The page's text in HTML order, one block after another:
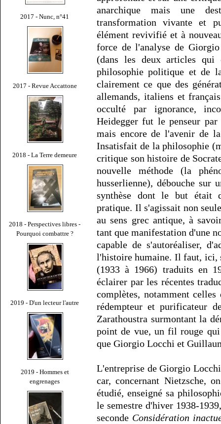
2017 - Nunc, n°41
2017 - Revue Accattone
2018 - La Terre demeure
2018 - Perspectives libres -
Pourquoi combattre ?
2019 - D'un lecteur l'autre
2019 - Hommes et
engrenages
anarchique mais une
transformation vivante et
élément revivifié et à
force de l'analyse de
(dans les deux articles
philosophie politique et de
clairement ce que des
allemands, italiens et
occulté par ignorance,
Heidegger fut le penseur
mais encore de l'avenir de
Insatisfait de la philosophie
critique son histoire de
nouvelle méthode (la
husserlienne), débouche sur
synthèse dont le but était
pratique. Il s'agissait non
au sens grec antique, à
tant que manifestation d'une
capable de s'autoréaliser,
l'histoire humaine. Il faut,
(1933 à 1966) traduits en
éclairer par les récentes
complètes, notamment
rédempteur et purificateur
Zarathoustra surmontant la
point de vue, un fil rouge
que Giorgio Locchi et
L'entreprise de Giorgio
car, concernant Nietzsche,
étudié, enseigné sa
le semestre d'hiver 1938-
seconde Considération